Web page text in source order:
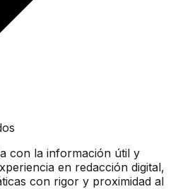
con la información útil y
en redacción digital,
con rigor y proximidad al